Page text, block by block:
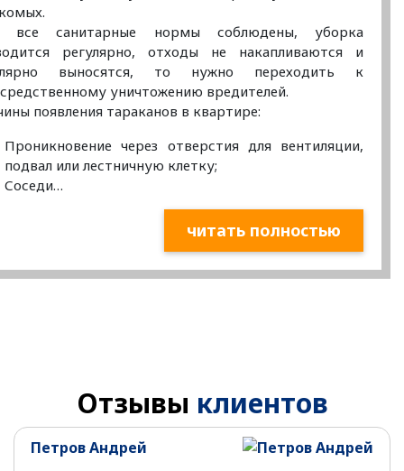
все санитарные нормы соблюдены, уборка
регулярно, отходы не накапливаются и
выносятся, то нужно переходить к
уничтожению вредителей.
появления тараканов в квартире:
Проникновение через отверстия для вентиляции,
подвал или лестничную клетку;
Соседи…
читать полностью
Отзывы клиентов
Петров Андрей